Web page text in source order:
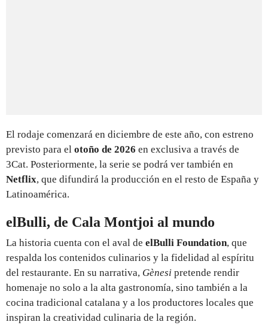
El rodaje comenzará en diciembre de este año, con estreno
previsto para el otoño de 2026 en exclusiva a través de
3Cat. Posteriormente, la serie se podrá ver también en
Netflix, que difundirá la producción en el resto de España y
Latinoamérica.
elBulli, de Cala Montjoi al mundo
La historia cuenta con el aval de elBulli Foundation, que
respalda los contenidos culinarios y la fidelidad al espíritu
del restaurante. En su narrativa, Gènesi pretende rendir
homenaje no solo a la alta gastronomía, sino también a la
cocina tradicional catalana y a los productores locales que
inspiran la creatividad culinaria de la región.